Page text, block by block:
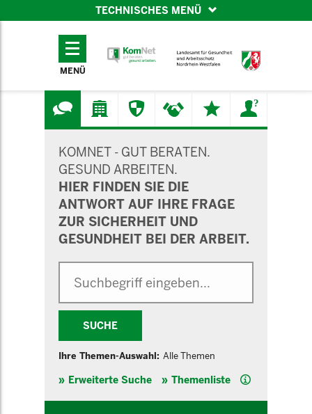
TECHNISCHES MENÜ
TECHNISCHES
MENÜ
KOMNET - GUT BERATEN.
GESUND ARBEITEN.
HIER FINDEN SIE DIE
ANTWORT AUF IHRE FRAGE
ZUR SICHERHEIT UND
GESUNDHEIT BEI DER ARBEIT.
SUCHE
Ihre Themen-Auswahl: Alle Themen
Erweiterte Suche Themenliste Hilfe